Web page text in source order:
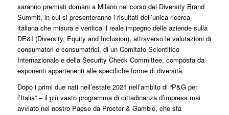
saranno premiati domani a Milano nel corso del Diversity Brand
Summit, in cui si presenteranno i risultati dell’unica ricerca
italiana che misura e verifica il reale impegno delle aziende sulla
DE&I (Diversity, Equity and Inclusion), attraverso le valutazioni di
consumatori e consumatrici, di un Comitato Scientifico
Internazionale e della Security Check Committee, composta da
esponenti appartenenti alle specifiche forme di diversità.
Dopo i primi due nati nell’estate 2021 nell’ambito di “P&G per
l’Italia” – il più vasto programma di cittadinanza d’impresa mai
avviato nel nostro Paese da Procter & Gamble, che sta